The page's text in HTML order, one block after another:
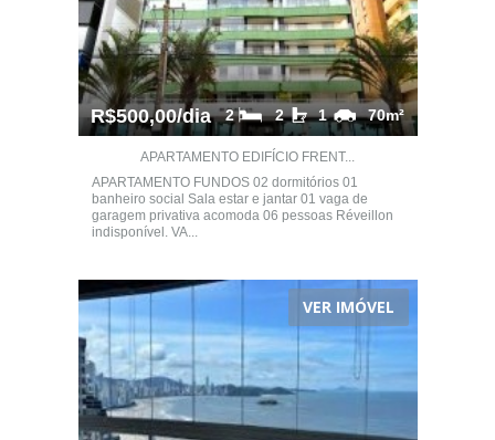
R$500,00/dia 70m²
1
2
2
APARTAMENTO EDIFÍCIO FRENT...
APARTAMENTO FUNDOS 02 dormitórios 01
banheiro social Sala estar e jantar 01 vaga de
garagem privativa acomoda 06 pessoas Réveillon
indisponível. VA...
VER IMÓVEL